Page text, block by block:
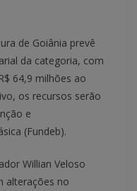
de Goiânia prevê
da categoria, com
64,9 milhões ao
os recursos serão
e
(Fundeb).
Willian Veloso
alterações no